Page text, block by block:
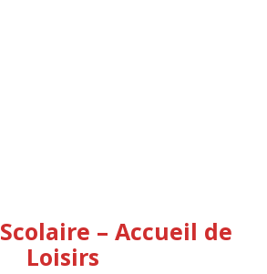
Scolaire – Accueil de
Loisirs